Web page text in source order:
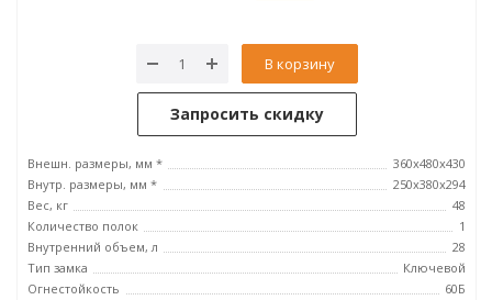
В корзину
Запросить скидку
Внешн. размеры, мм *
360x480x430
Внутр. размеры, мм *
250х380х294
Вес, кг
48
Количество полок
1
Внутренний объем, л
28
Тип замка
Ключевой
Огнестойкость
60Б